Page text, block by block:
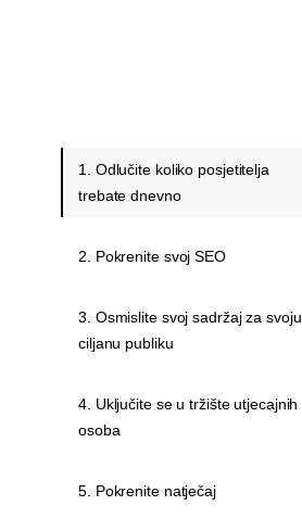
1. Odlučite koliko posjetitelja
trebate dnevno
2. Pokrenite svoj SEO
3. Osmislite svoj sadržaj za svoju
ciljanu publiku
4. Uključite se u tržište utjecajnih
osoba
5. Pokrenite natječaj